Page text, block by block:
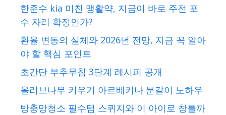
한준수 kia 미친 맹활약, 지금이 바로 주전 포
수 자리 확정인가?
환율 변동의 실체와 2026년 전망, 지금 꼭 알아
야 할 핵심 포인트
초간단 부추무침 3단계 레시피 공개
올리브나무 키우기 아르베키나 분갈이 노하우
방충망청소 필수템 스퀴지와 이 아이로 창틀까